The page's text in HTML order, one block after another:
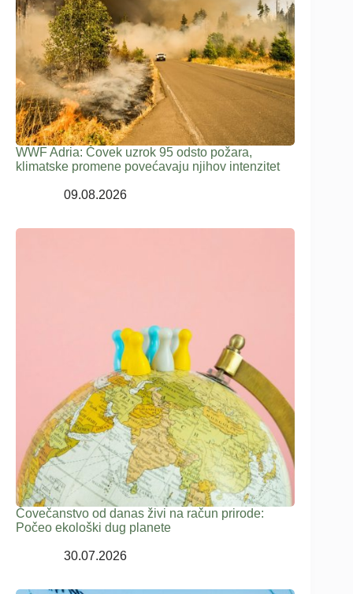
WWF Adria: Čovek uzrok 95 odsto požara,
klimatske promene povećavaju njihov intenzitet
09.08.2026
Čovečanstvo od danas živi na račun prirode:
Počeo ekološki dug planete
30.07.2026